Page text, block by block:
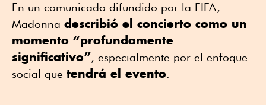
En un comunicado difundido por la FIFA,
Madonna describió el concierto como un
momento “profundamente
significativo”, especialmente por el enfoque
social que tendrá el evento.